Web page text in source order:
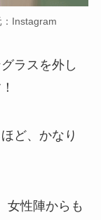
Instagram
ラスを外し
ど、かなり
女性陣からも